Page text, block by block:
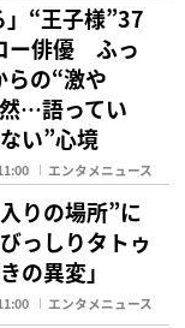
」“王子様”37
ー俳優 ふっ
らの“激や
…語ってい
い”心境
エンタメニュース
りの場所”に
っしりタトゥ
の異変」
エンタメニュース